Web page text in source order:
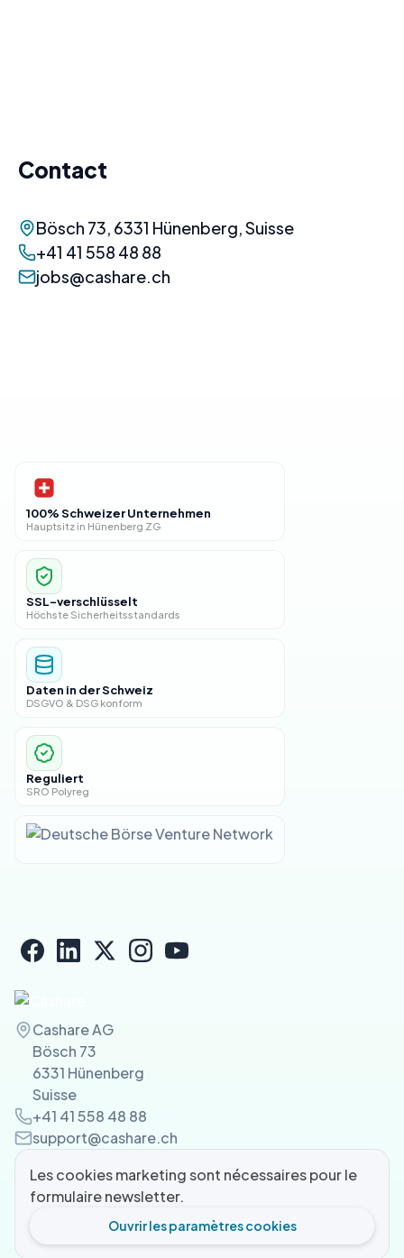
Contact
Bösch 73, 6331 Hünenberg, Suisse
+41 41 558 48 88
jobs@cashare.ch
100% Schweizer Unternehmen
Hauptsitz in Hünenberg ZG
SSL-verschlüsselt
Höchste Sicherheitsstandards
Daten in der Schweiz
DSGVO & DSG konform
Reguliert
SRO Polyreg
Cashare AG
Bösch 73
6331 Hünenberg
Suisse
+41 41 558 48 88
support@cashare.ch
Les cookies marketing sont nécessaires pour le
formulaire newsletter.
Ouvrir les paramètres cookies